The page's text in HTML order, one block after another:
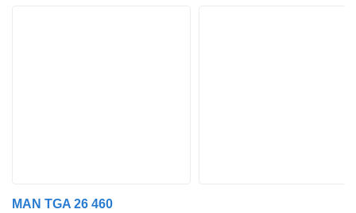
MAN TGA 26 460